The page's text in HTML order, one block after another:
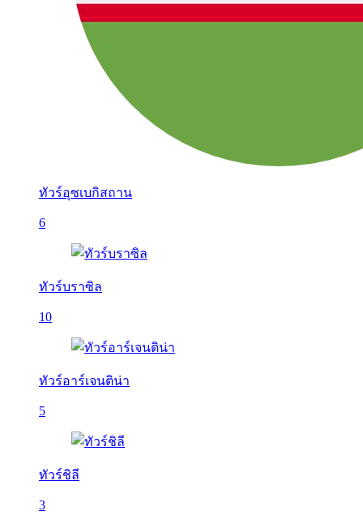
ทัวร์อุซเบกิสถาน
6
ทัวร์บราซิล
10
ทัวร์อาร์เจนติน่า
5
ทัวร์ชิลี
3